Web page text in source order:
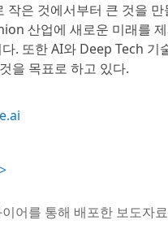
은 것에서부터 큰 것을
산업에 새로운 미래를
. 또한 AI와 Deep Tech
을 목표로 하고 있다.
이어를 통해 배포한 보도자